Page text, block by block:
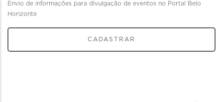
Envio de informações para divulgação de eventos no Portal Belo
Horizonte
CADASTRAR